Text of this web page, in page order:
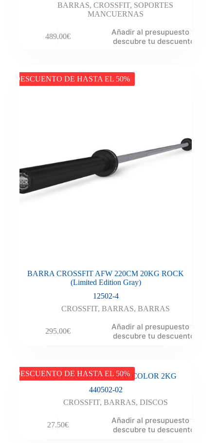
BARRAS,CROSSFIT, SOPORTES
MANCUERNAS
489.00€
Añadir al presupuesto y
descubre tu descuento
DESCUENTO DE HASTA EL 50%
BARRA CROSSFIT AFW 220CM 20KG ROCK
(Limited Edition Gray)
12502-4
CROSSFIT, BARRAS, BARRAS
295.00€
Añadir al presupuesto y
descubre tu descuento
DESCUENTO DE HASTA EL 50%
DISCO FRACCIONAL AFW COLOR 2KG
440502-02
CROSSFIT, BARRAS, DISCOS
27.50€
Añadir al presupuesto y
descubre tu descuento